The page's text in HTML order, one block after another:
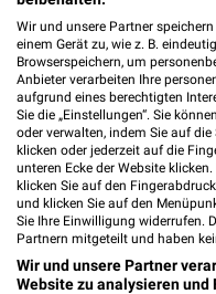
88400
Heute 08:00
554,87 km •
Wir und unsere Partner
einem Gerät zu, wie z. B.
Browserspeichern, um
Anbieter verarbeiten Ihre
aufgrund eines berechtigten
Sie die „Einstellungen“. Sie
oder verwalten, indem Sie auf
klicken oder jederzeit auf die
unteren Ecke der Website
klicken Sie auf den
und klicken Sie auf den
Sie Ihre Einwilligung widerrufen.
Partnern mitgeteilt und haben
Wir und unsere Partner
Website zu analysieren und